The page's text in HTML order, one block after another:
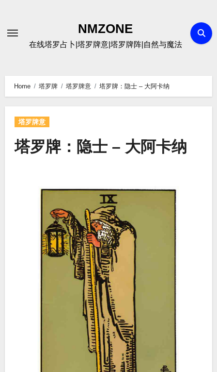
content
NMZONE
在线塔罗占卜|塔罗牌意|塔罗牌阵|自然与魔法
Home 塔罗牌 塔罗牌意 塔罗牌：隐士 – 大阿卡纳
塔罗牌意
塔罗牌：隐士 – 大阿卡纳